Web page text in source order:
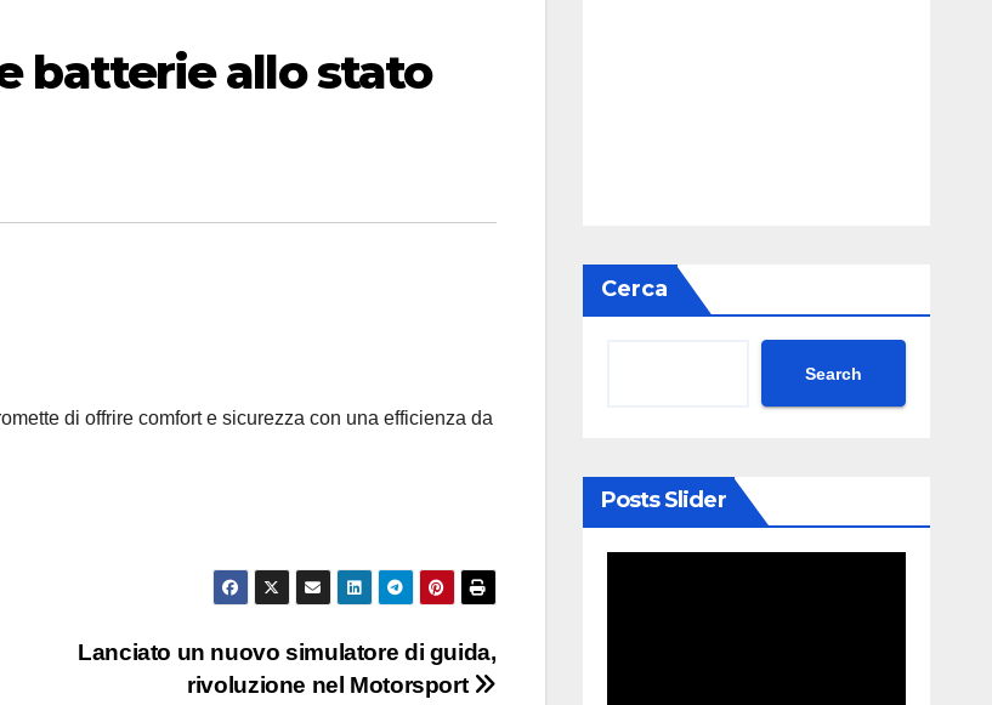
batterie allo stato
di offrire comfort e sicurezza con una efficienza da
Lanciato un nuovo simulatore di guida,
rivoluzione nel Motorsport
Cerca
Search
Posts Slider